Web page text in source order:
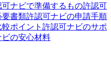
可ナビで準備するもの許認可
要書類許認可ナビの申請手順
ポイント 許認可ナビのサポ
ビの安心材料